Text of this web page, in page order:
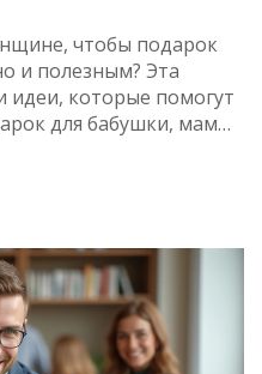
чтобы подарок
и полезным? Эта
идеи, которые помогут
для бабушки, мамы
в повседневной